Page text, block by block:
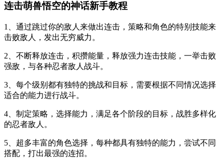
连击萌兽悟空的神话新手教程
1、通过跳过你的敌人来做出连击，策略和角色的特别技能来
击败敌人，发出无穷威力。
2、不断释放连击，积攒能量，释放强力连击技能，一举击败
强敌，与各种忍者敌人战斗。
3、每个级别都有独特的挑战和目标，需要根据不同情况选择
适合的能力进行战斗。
4、制定策略，选择能力，满足各个阶段的目标，战胜多样化
的忍者敌人。
5、超多丰富的角色选择，每种都具有独特的能力，尝试不同
搭配，打出最强的连招。